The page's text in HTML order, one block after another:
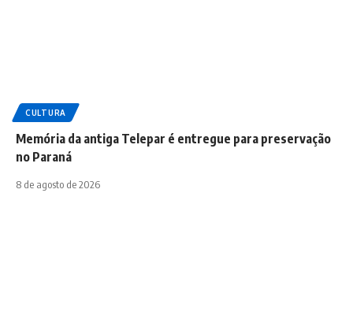
CULTURA
Memória da antiga Telepar é entregue para preservação
no Paraná
8 de agosto de 2026